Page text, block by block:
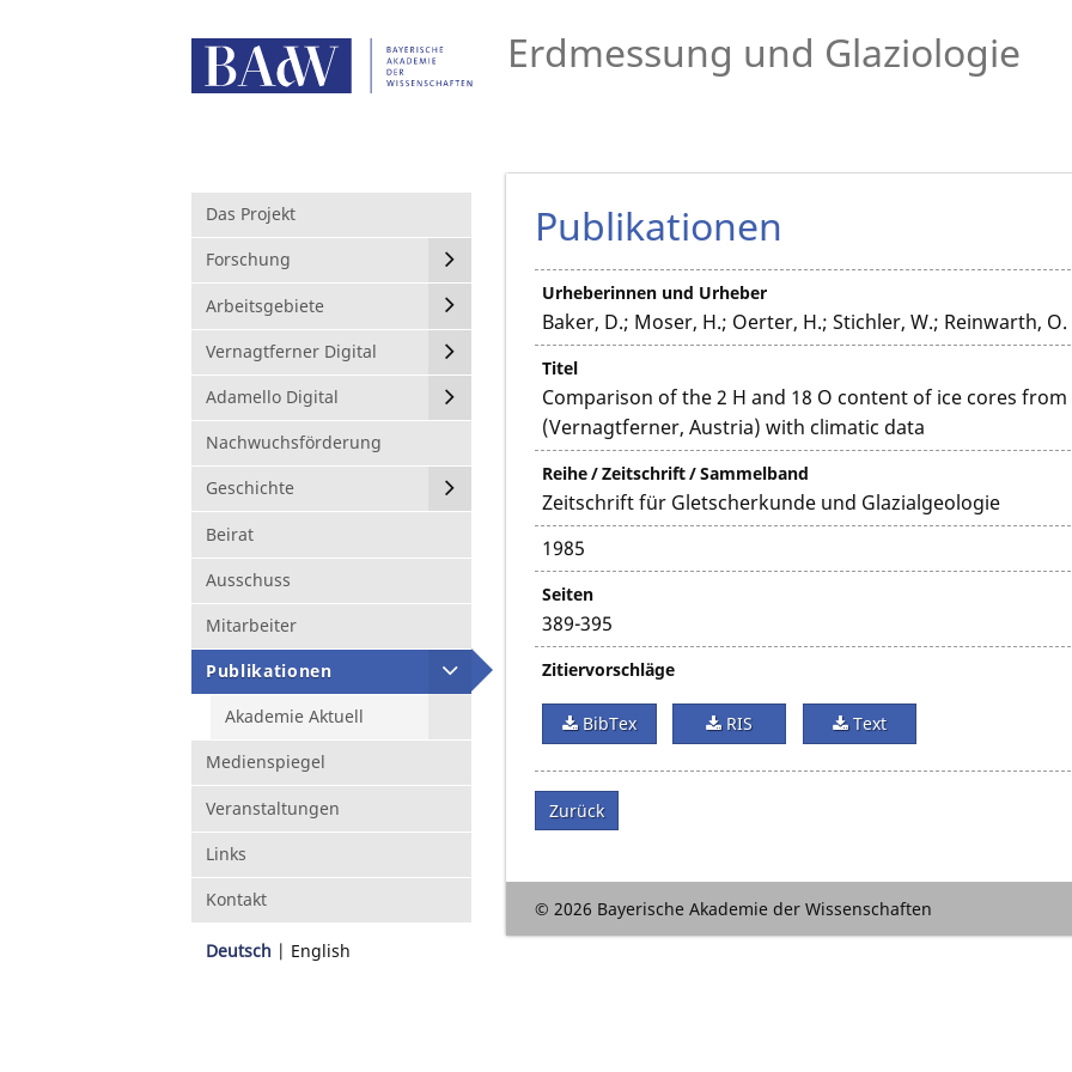
Erdmessung und Glaziologie
Das Projekt
Forschung
Arbeitsgebiete
Vernagtferner Digital
Adamello Digital
Nachwuchsförderung
Geschichte
Beirat
Ausschuss
Mitarbeiter
Publikationen
Akademie Aktuell
Medienspiegel
Veranstaltungen
Links
Kontakt
Deutsch English
Publikationen
Urheberinnen und Urheber
Baker, D.; Moser, H.; Oerter, H.; Stichler, W.; Reinwarth, O.
Titel
Comparison of the 2 H and 18 O content of ice cores
(Vernagtferner, Austria) with climatic data
Reihe / Zeitschrift / Sammelband
Zeitschrift für Gletscherkunde und Glazialgeologie
1985
Seiten
389-395
Zitiervorschläge
BibTex RIS Text
Zurück
© 2026 Bayerische Akademie der Wissenschaften